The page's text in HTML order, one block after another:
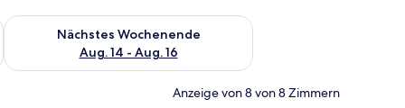
Aug. 7 - Aug. 9.
Nächstes Wochenende
Aug. 14 - Aug. 16
Überprüfe die Verfügbarkeit für nächstes Wochenende, Aug.
Anzeige von 8 von 8 Zimmern